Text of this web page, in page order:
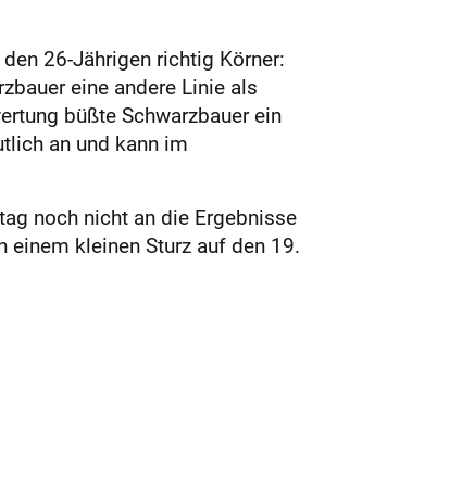
26-Jährigen richtig Körner:
eine andere Linie als
büßte Schwarzbauer ein
an und kann im
noch nicht an die Ergebnisse
einem kleinen Sturz auf den 19.